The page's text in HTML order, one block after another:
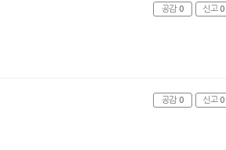
공감 0 신고 0
공감 0 신고 0